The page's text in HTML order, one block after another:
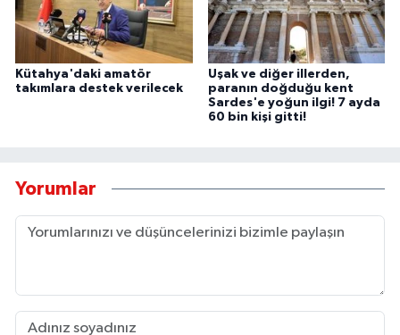
Kütahya'daki amatör
takımlara destek verilecek
Uşak ve diğer illerden,
paranın doğduğu kent
Sardes'e yoğun ilgi! 7 ayda
60 bin kişi gitti!
Yorumlar